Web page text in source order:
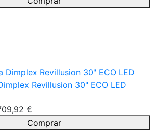
Revillusion 30" ECO LED
€
Comprar